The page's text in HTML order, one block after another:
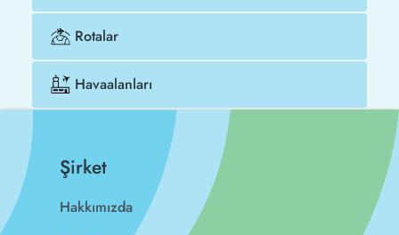
Rotalar
Havaalanları
Şirket
Hakkımızda